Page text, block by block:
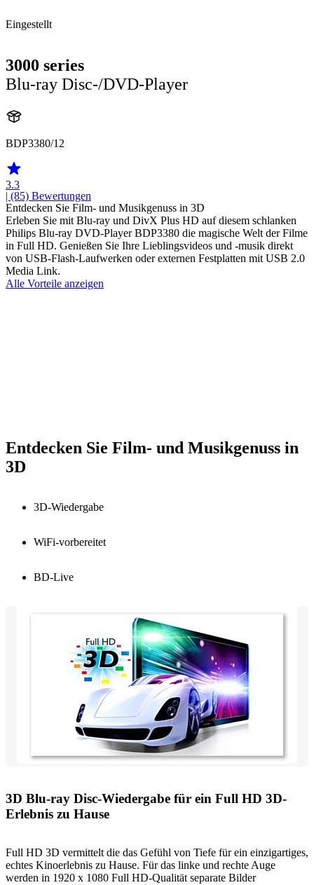
Eingestellt
3000 series
Blu-ray Disc-/DVD-Player
BDP3380/12
3.3
| (85) Bewertungen
Entdecken Sie Film- und Musikgenuss in 3D
Erleben Sie mit Blu-ray und DivX Plus HD auf diesem schlanken
Philips Blu-ray DVD-Player BDP3380 die magische Welt der Filme
in Full HD. Genießen Sie Ihre Lieblingsvideos und -musik direkt
von USB-Flash-Laufwerken oder externen Festplatten mit USB 2.0
Media Link.
Alle Vorteile anzeigen
Entdecken Sie Film- und Musikgenuss in
3D
3D-Wiedergabe
WiFi-vorbereitet
BD-Live
3D Blu-ray Disc-Wiedergabe für ein Full HD 3D-
Erlebnis zu Hause
Full HD 3D vermittelt die das Gefühl von Tiefe für ein einzigartiges,
echtes Kinoerlebnis zu Hause. Für das linke und rechte Auge
werden in 1920 x 1080 Full HD-Qualität separate Bilder